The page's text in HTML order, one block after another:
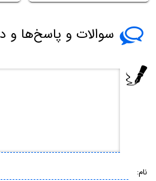
در
سوالات و پاسخ‌ها و
نام: